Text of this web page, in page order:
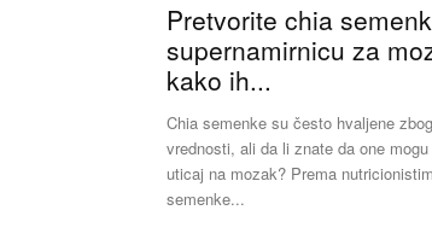
Pretvorite chia
supernamirnicu za
kako ih...
Chia semenke su često hvaljene
vrednosti, ali da li znate da one
uticaj na mozak? Prema
semenke...